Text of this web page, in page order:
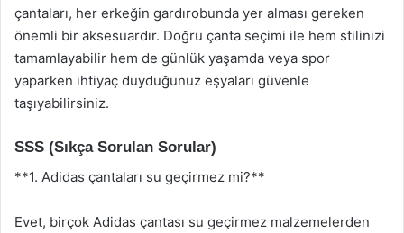
çantaları, her erkeğin gardırobunda yer alması gereken
önemli bir aksesuardır. Doğru çanta seçimi ile hem stilinizi
tamamlayabilir hem de günlük yaşamda veya spor
yaparken ihtiyaç duyduğunuz eşyaları güvenle
taşıyabilirsiniz.
SSS (Sıkça Sorulan Sorular)
**1. Adidas çantaları su geçirmez mi?**
Evet, birçok Adidas çantası su geçirmez malzemelerden